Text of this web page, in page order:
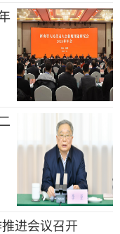
进会议召开